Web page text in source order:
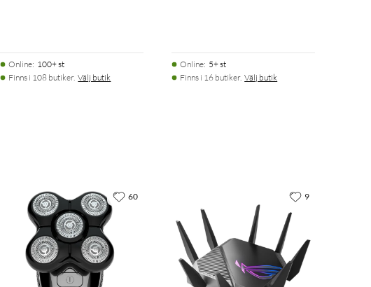
Online: 100+ st
Finns i 108 butiker. Välj butik
Online: 5+ st
Finns i 16 butiker. Välj butik
60 9